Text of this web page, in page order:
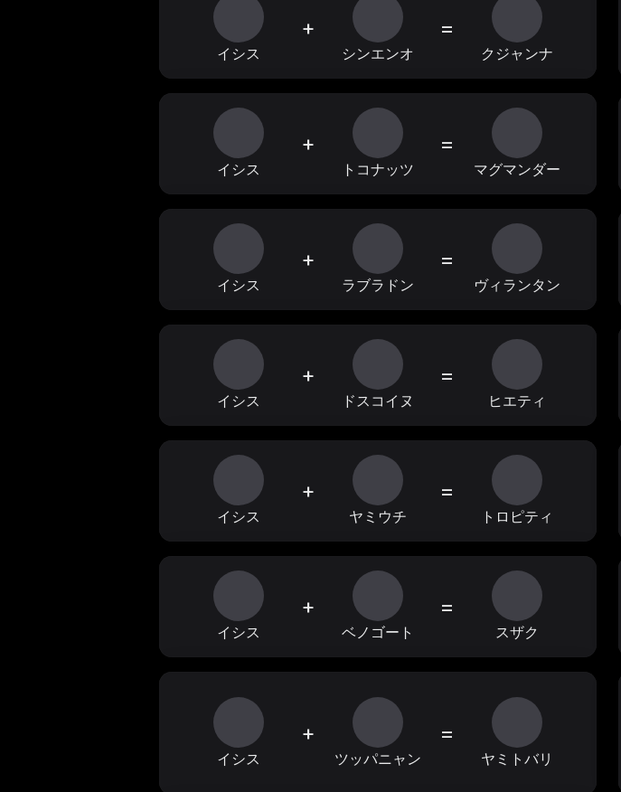
イシス
+
シンエンオ
=
クジャンナ
イシス
+
トコナッツ
=
マグマンダー
イシス
+
ラブラドン
=
ヴィランタン
イシス
+
ドスコイヌ
=
ヒエティ
イシス
+
ヤミウチ
=
トロピティ
イシス
+
ベノゴート
=
スザク
イシス
+
ツッパニャン
=
ヤミトバリ